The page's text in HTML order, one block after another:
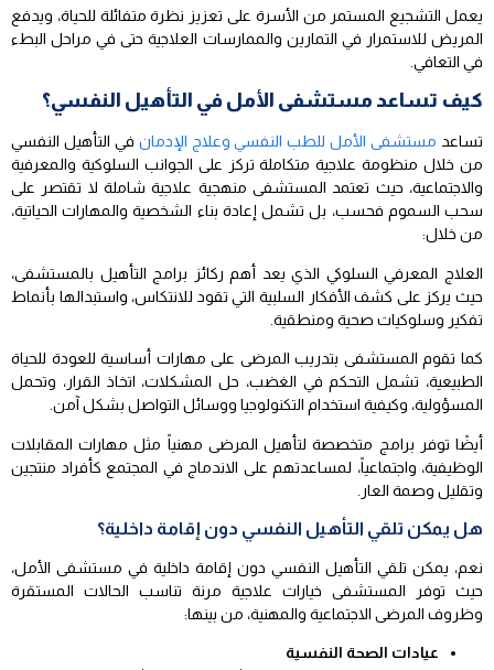
يعمل التشجيع المستمر من الأسرة على تعزيز نظرة متفائلة للحياة، ويدفع
المريض للاستمرار في التمارين والممارسات العلاجية حتى في مراحل البطء
في التعافي.
كيف تساعد مستشفى الأمل في التأهيل النفسي؟
تساعد مستشفى الأمل للطب النفسي وعلاج الإدمان في التأهيل النفسي
من خلال منظومة علاجية متكاملة تركز على الجوانب السلوكية والمعرفية
والاجتماعية، حيث تعتمد المستشفى منهجية علاجية شاملة لا تقتصر على
سحب السموم فحسب، بل تشمل إعادة بناء الشخصية والمهارات الحياتية،
من خلال:
العلاج المعرفي السلوكي الذي يعد أهم ركائز برامج التأهيل بالمستشفى،
حيث يركز على كشف الأفكار السلبية التي تقود للانتكاس، واستبدالها بأنماط
تفكير وسلوكيات صحية ومنطقية.
كما تقوم المستشفى بتدريب المرضى على مهارات أساسية للعودة للحياة
الطبيعية، تشمل التحكم في الغضب، حل المشكلات، اتخاذ القرار، وتحمل
المسؤولية، وكيفية استخدام التكنولوجيا ووسائل التواصل بشكل آمن.
أيضًا توفر برامج متخصصة لتأهيل المرضى مهنياً مثل مهارات المقابلات
الوظيفية، واجتماعياً، لمساعدتهم على الاندماج في المجتمع كأفراد منتجين
وتقليل وصمة العار.
هل يمكن تلقي التأهيل النفسي دون إقامة داخلية؟
نعم، يمكن تلقي التأهيل النفسي دون إقامة داخلية في مستشفى الأمل،
حيث توفر المستشفى خيارات علاجية مرنة تناسب الحالات المستقرة
وظروف المرضى الاجتماعية والمهنية، من بينها:
عيادات الصحة النفسية